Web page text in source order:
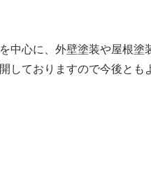
心に、外壁塗装や屋根塗
ておりますので今後とも